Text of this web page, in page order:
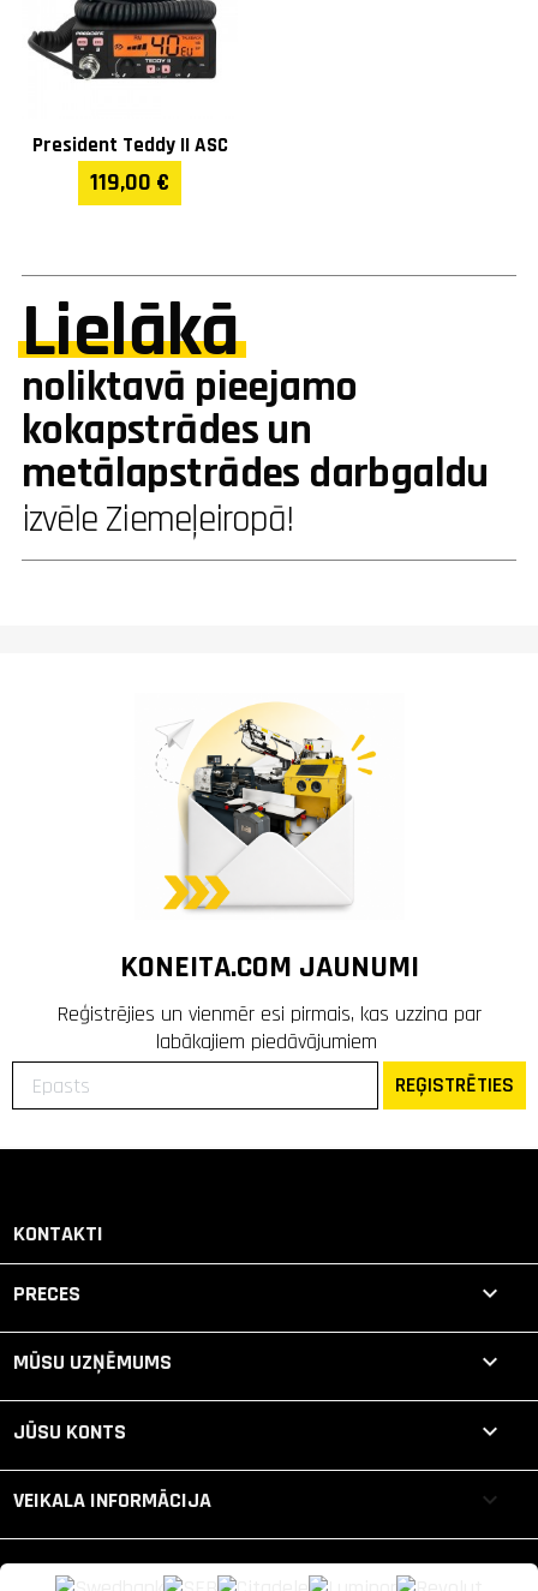
President Teddy II ASC
119,00 €
Lielākā
noliktavā pieejamo
kokapstrādes un
metālapstrādes darbgaldu
izvēle Ziemeļeiropā!
KONEITA.COM JAUNUMI
Reģistrējies un vienmēr esi pirmais, kas uzzina par
labākajiem piedāvājumiem
REĢISTRĒTIES
KONTAKTI
PRECES 
MŪSU UZŅĒMUMS 
JŪSU KONTS 
VEIKALA INFORMĀCIJA keyboard_arrow_down